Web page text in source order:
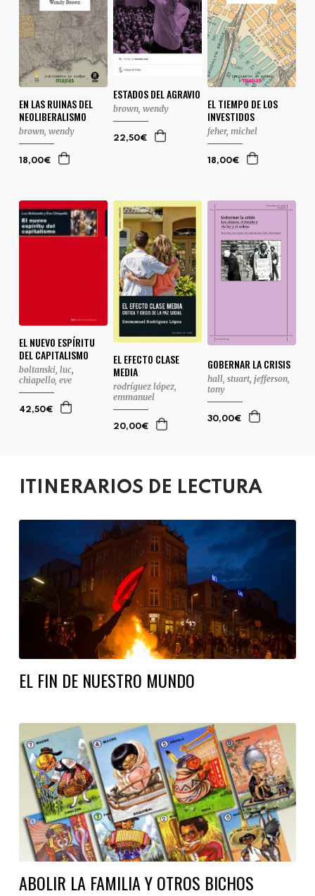
EN LAS RUINAS DEL
NEOLIBERALISMO
brown, wendy
18,00€
ESTADOS DEL AGRAVIO
brown, wendy
22,50€
EL TIEMPO DE LOS
INVESTIDOS
feher, michel
18,00€
EL NUEVO ESPÍRITU
DEL CAPITALISMO
boltanski, luc,
chiapello, eve
42,50€
EL EFECTO CLASE
MEDIA
rodríguez lópez,
emmanuel
20,00€
GOBERNAR LA CRISIS
hall, stuart, jefferson,
tony
30,00€
ITINERARIOS DE LECTURA
EL FIN DE NUESTRO MUNDO
ABOLIR LA FAMILIA Y OTROS BICHOS